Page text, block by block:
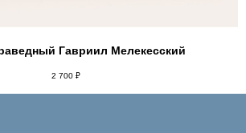
Гавриил Мелекесский
2 700 ₽